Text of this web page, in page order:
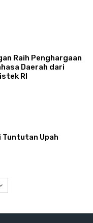
Raih Penghargaan
Daerah dari
RI
Tuntutan Upah